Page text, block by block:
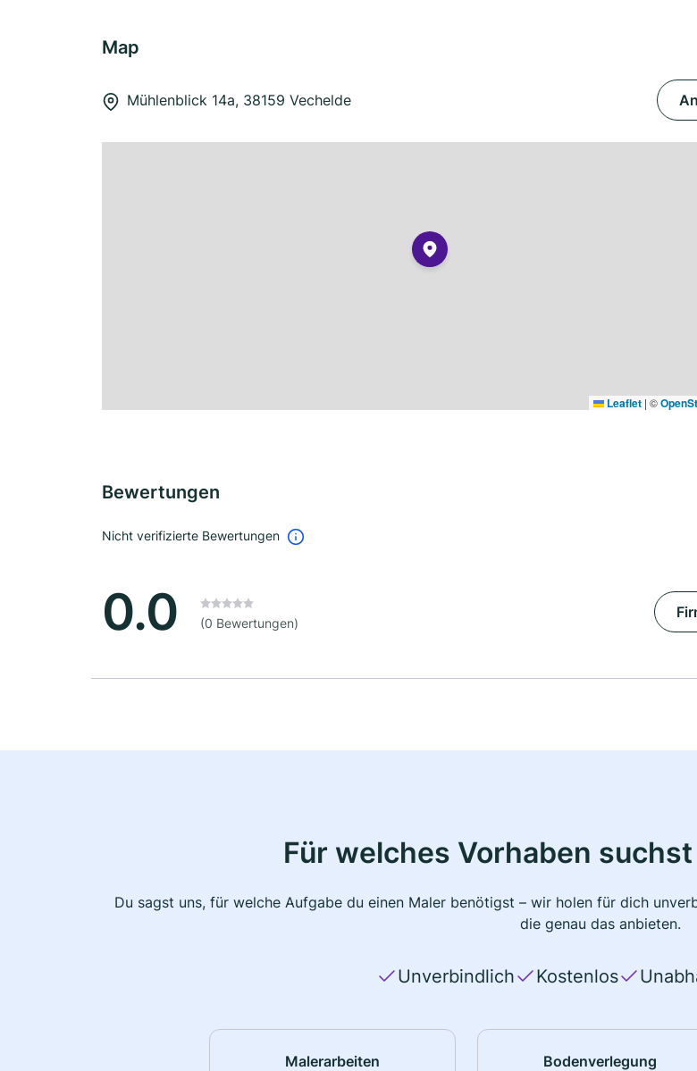
Map
Mühlenblick 14a, 38159 Vechelde
Leaflet | ©
Bewertungen
Nicht verifizierte Bewertungen
0.0 (0 Bewertungen)
Für welches Vorhaben
Du sagst uns, für welche Aufgabe du einen Maler benötigst – wir holen für dich
die genau das anbieten.
Unverbindlich Kostenlos
Malerarbeiten Bodenverlegung